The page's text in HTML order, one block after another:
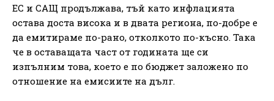
ЕС и САЩ продължава, тъй като инфлацията
остава доста висока и в двата региона, по-добре е
да емитираме по-рано, отколкото по-късно. Така
че в оставащата част от годината ще си
изпълним това, което е по бюджет заложено по
отношение на емисиите на дълг.